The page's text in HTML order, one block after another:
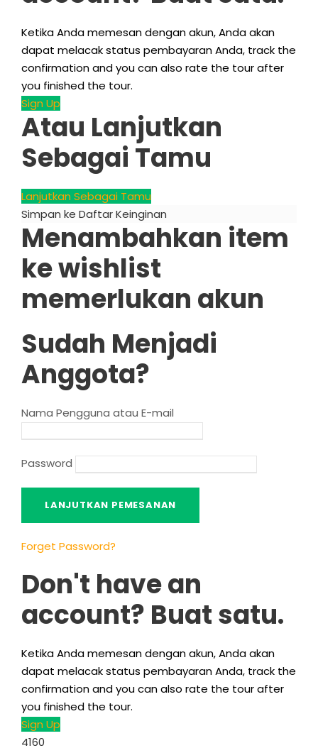
Ketika Anda memesan dengan akun, Anda akan
dapat melacak status pembayaran Anda, track the
confirmation and you can also rate the tour after
you finished the tour.
Sign Up
Atau Lanjutkan
Sebagai Tamu
Lanjutkan Sebagai Tamu
Simpan ke Daftar Keinginan
Menambahkan item
ke wishlist
memerlukan akun
Sudah Menjadi
Anggota?
Nama Pengguna atau E-mail
Password
Forget Password?
Don't have an
account? Buat satu.
Ketika Anda memesan dengan akun, Anda akan
dapat melacak status pembayaran Anda, track the
confirmation and you can also rate the tour after
you finished the tour.
Sign Up
4160